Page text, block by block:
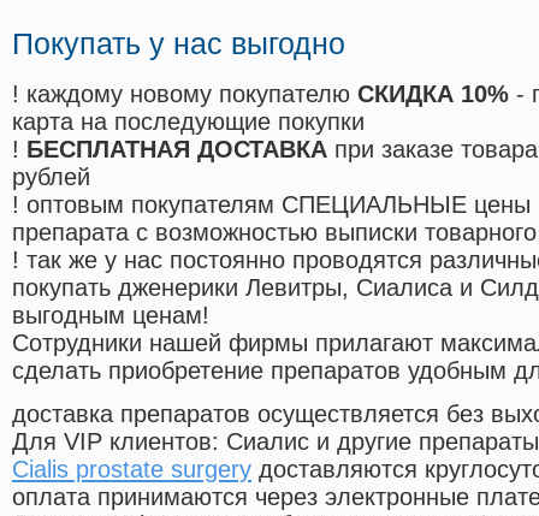
Покупать у нас выгодно
! каждому новому покупателю СКИДКА 10% -
карта на последующие покупки
! БЕСПЛАТНАЯ ДОСТАВКА при заказе
рублей
! оптовым покупателям СПЕЦИАЛЬНЫЕ цены
препарата с возможностью выписки
! так же у нас постоянно проводятся
покупать дженерики Левитры, Сиалиса и
выгодным ценам!
Cотрудники нашей фирмы прилагают
сделать приобретение препаратов удобным
доставка препаратов осуществляется без
Для VIP клиентов: Сиалис и другие
Cialis prostate surgery доставляются
оплата принимаются через электронные